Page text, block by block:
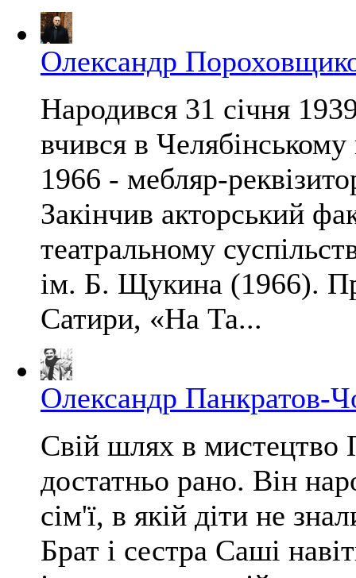
Олександр
Народився 31 січня
вчився в
1966 - мебляр-
Закінчив акторський
театральному
ім. Б. Щукина (1966).
Сатири, «На Та...
Олександр Панкратов-
Свій шлях в мистецтво
достатньо рано. Він
сім'ї, в якій діти не
Брат і сестра Саші